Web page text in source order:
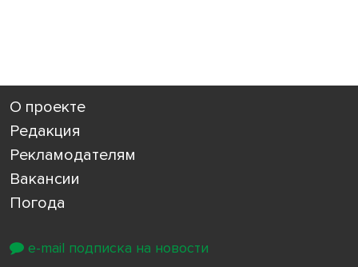
О проекте
Редакция
Рекламодателям
Вакансии
Погода
e-mail подписка на новости